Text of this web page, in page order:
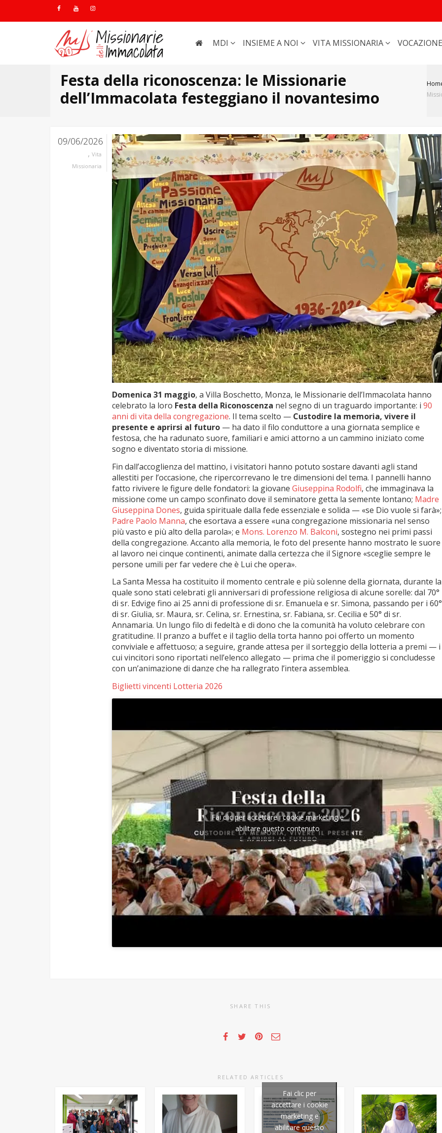
MDI INSIEME A NOI VITA MISSIONARIA VOCAZIONE
Festa della riconoscenza: le Missionarie
dell’Immacolata festeggiano il novantesimo
09/06/2026
, Vita
Missionaria
Domenica 31 maggio, a Villa Boschetto, Monza, le Missionarie dell’Immacolata hanno
celebrato la loro Festa della Riconoscenza nel segno di un traguardo importante: i 90
anni di vita della congregazione. Il tema scelto — Custodire la memoria, vivere il
presente e aprirsi al futuro — ha dato il filo conduttore a una giornata semplice e
festosa, che ha radunato suore, familiari e amici attorno a un cammino iniziato come
sogno e diventato storia di missione.
Fin dall’accoglienza del mattino, i visitatori hanno potuto sostare davanti agli stand
allestiti per l’occasione, che ripercorrevano le tre dimensioni del tema. I pannelli hanno
fatto rivivere le figure delle fondatori: la giovane Giuseppina Rodolfi, che immaginava la
missione come un campo sconfinato dove il seminatore getta la semente lontano; Madre
Giuseppina Dones, guida spirituale dalla fede essenziale e solida — «se Dio vuole si farà»;
Padre Paolo Manna, che esortava a essere «una congregazione missionaria nel senso
più vasto e più alto della parola»; e Mons. Lorenzo M. Balconi, sostegno nei primi passi
della congregazione. Accanto alla memoria, le foto del presente hanno mostrato le suore
al lavoro nei cinque continenti, animate dalla certezza che il Signore «sceglie sempre le
persone umili per far vedere che è Lui che opera».
La Santa Messa ha costituito il momento centrale e più solenne della giornata, durante la
quale sono stati celebrati gli anniversari di professione religiosa di alcune sorelle: dal 70°
di sr. Edvige fino ai 25 anni di professione di sr. Emanuela e sr. Simona, passando per i 60°
di sr. Giulia, sr. Maura, sr. Celina, sr. Ernestina, sr. Fabiana, sr. Cecilia e 50° di sr.
Annamaria. Un lungo filo di fedeltà e di dono che la comunità ha voluto celebrare con
gratitudine. Il pranzo a buffet e il taglio della torta hanno poi offerto un momento
conviviale e affettuoso; a seguire, grande attesa per il sorteggio della lotteria a premi — i
cui vincitori sono riportati nell’elenco allegato — prima che il pomeriggio si concludesse
con un’animazione di danze che ha rallegrato l’intera assemblea.
Biglietti vincenti Lotteria 2026
Fai clic per accettare i cookie marketing e
abilitare questo contenuto
SHARE THIS
RELATED ARTICLES
Fai clic per
accettare i cookie
marketing e
abilitare questo